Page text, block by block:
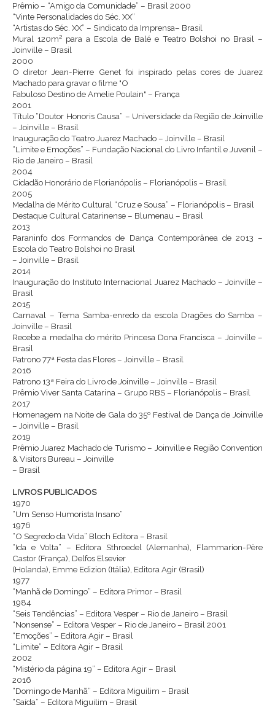
Prêmio – “Amigo da Comunidade” – Brasil 2000
“Vinte Personalidades do Séc. XX”
“Artistas do Séc. XX” – Sindicato da Imprensa– Brasil
Mural 120m² para a Escola de Balé e Teatro Bolshoi no Brasil –
Joinville – Brasil
2000
O diretor Jean-Pierre Genet foi inspirado pelas cores de Juarez
Machado para gravar o filme "O
Fabuloso Destino de Amelie Poulain" – França
2001
Título “Doutor Honoris Causa” – Universidade da Região de Joinville
– Joinville – Brasil
Inauguração do Teatro Juarez Machado – Joinville – Brasil
“Limite e Emoções” – Fundação Nacional do Livro Infantil e Juvenil –
Rio de Janeiro – Brasil
2004
Cidadão Honorário de Florianópolis – Florianópolis – Brasil
2005
Medalha de Mérito Cultural “Cruz e Sousa” – Florianópolis – Brasil
Destaque Cultural Catarinense – Blumenau – Brasil
2013
Paraninfo dos Formandos de Dança Contemporânea de 2013 –
Escola do Teatro Bolshoi no Brasil
– Joinville – Brasil
2014
Inauguração do Instituto Internacional Juarez Machado – Joinville –
Brasil
2015
Carnaval – Tema Samba-enredo da escola Dragões do Samba –
Joinville – Brasil
Recebe a medalha do mérito Princesa Dona Francisca – Joinville –
Brasil
Patrono 77ª Festa das Flores – Joinville – Brasil
2016
Patrono 13ª Feira do Livro de Joinville – Joinville – Brasil
Prêmio Viver Santa Catarina – Grupo RBS – Florianópolis – Brasil
2017
Homenagem na Noite de Gala do 35º Festival de Dança de Joinville
– Joinville – Brasil
2019
Prêmio Juarez Machado de Turismo – Joinville e Região Convention
& Visitors Bureau – Joinville
– Brasil
LIVROS PUBLICADOS
1970
“Um Senso Humorista Insano”
1976
“O Segredo da Vida” Bloch Editora – Brasil
“Ida e Volta” – Editora Sthroedel (Alemanha), Flammarion-Père
Castor (França), Delfos Elsevier
(Holanda), Emme Edizion (Itália), Editora Agir (Brasil)
1977
“Manhã de Domingo” – Editora Primor – Brasil
1984
“Seis Tendências” – Editora Vesper – Rio de Janeiro – Brasil
“Nonsense” – Editora Vesper – Rio de Janeiro – Brasil 2001
“Emoções” – Editora Agir – Brasil
“Limite” – Editora Agir – Brasil
2002
“Mistério da página 19” – Editora Agir – Brasil
2016
“Domingo de Manhã” – Editora Miguilim – Brasil
“Saída” – Editora Miguilim – Brasil